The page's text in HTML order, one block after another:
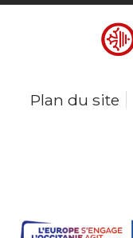
Plan du site